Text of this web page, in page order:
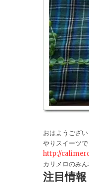
おはようござ
やりスイーツ
http://
カリメロのみ
注目情報